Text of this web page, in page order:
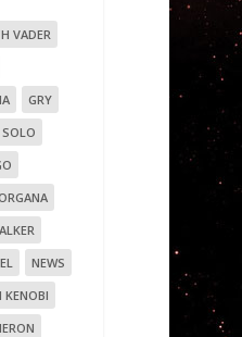
VADER
GRY
NEWS
KENOBI